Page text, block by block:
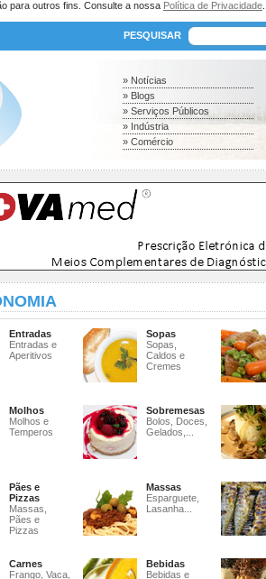
para outros fins. Consulte a nossa Política de Privacidade
PESQUISAR
» Notícias
» Blogs
» Serviços Públicos
» Indústria
» Comércio
Entradas
Entradas e
Aperitivos
Sopas
Sopas,
Caldos e
Cremes
Molhos
Molhos e
Temperos
Sobremesas
Bolos, Doces,
Gelados,...
Pães e
Pizzas
Massas,
Pães e
Pizzas
Massas
Esparguete,
Lasanha...
Carnes
Frango, Vaca,
Bebidas
Bebidas e